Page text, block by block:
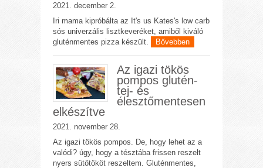
2021. december 2.
Iri mama kipróbálta az It's us Kates's low carb
sós univerzális lisztkeveréket, amiből kiváló
gluténmentes pizza készült.
Bővebben
Az igazi tökös
pompos glutén-
tej- és
élesztőmentesen
elkészítve
2021. november 28.
Az igazi tökös pompos. De, hogy lehet az a
valódi? úgy, hogy a tésztába frissen reszelt
nyers sütőtököt reszeltem. Gluténmentes,